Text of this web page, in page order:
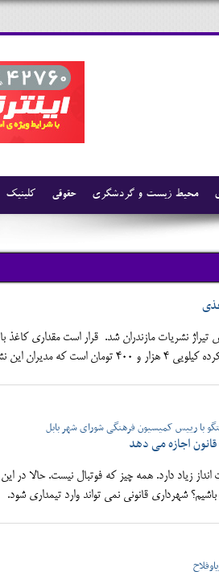
کلینیک حقوقی محیط زیست و گردشگری
نشریات مازندران شد. قرار است مقداری کاغذ با
اعلام رضایت نکردند.
با رییس کمیسیون فرهنگی شورای شهر بابل
اجازه می دهد
شهرداری قانونی نمی تواند وارد تیمداری شود.